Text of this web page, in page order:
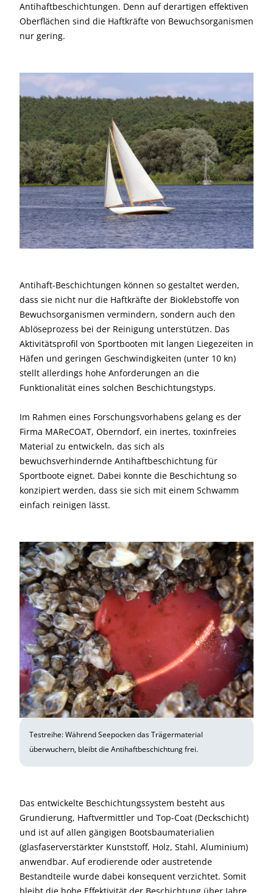
Antihaftbeschichtungen. Denn auf derartigen effektiven
Oberflächen sind die Haftkräfte von Bewuchsorganismen
nur gering.
Antihaft-Beschichtungen können so gestaltet werden,
dass sie nicht nur die Haftkräfte der Bioklebstoffe von
Bewuchsorganismen vermindern, sondern auch den
Ablöseprozess bei der Reinigung unterstützen. Das
Aktivitätsprofil von Sportbooten mit langen Liegezeiten in
Häfen und geringen Geschwindigkeiten (unter 10 kn)
stellt allerdings hohe Anforderungen an die
Funktionalität eines solchen Beschichtungstyps.
Im Rahmen eines Forschungsvorhabens gelang es der
Firma MAReCOAT, Oberndorf, ein inertes, toxinfreies
Material zu entwickeln, das sich als
bewuchsverhindernde Antihaftbeschichtung für
Sportboote eignet. Dabei konnte die Beschichtung so
konzipiert werden, dass sie sich mit einem Schwamm
einfach reinigen lässt.
Testreihe: Während Seepocken das Trägermaterial
überwuchern, bleibt die Antihaftbeschichtung frei.
Das entwickelte Beschichtungssystem besteht aus
Grundierung, Haftvermittler und Top-Coat (Deckschicht)
und ist auf allen gängigen Bootsbaumaterialien
(glasfaserverstärkter Kunststoff, Holz, Stahl, Aluminium)
anwendbar. Auf erodierende oder austretende
Bestandteile wurde dabei konsequent verzichtet. Somit